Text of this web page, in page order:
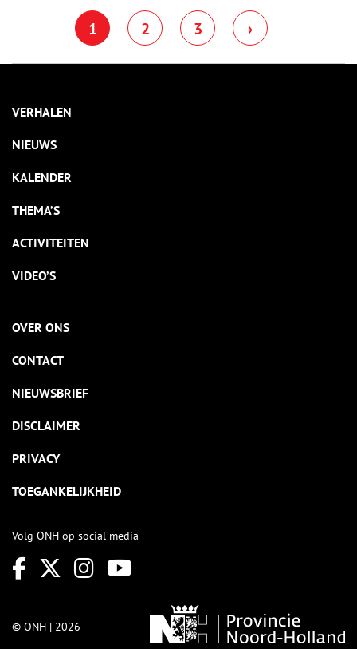
1 2 3 ›
VERHALEN
NIEUWS
KALENDER
THEMA’S
ACTIVITEITEN
VIDEO’S
OVER ONS
CONTACT
NIEUWSBRIEF
DISCLAIMER
PRIVACY
TOEGANKELIJKHEID
Volg ONH op social media
© ONH | 2026